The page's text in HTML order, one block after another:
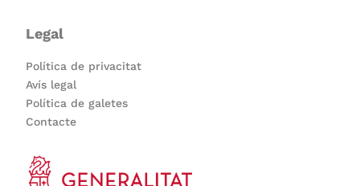
Legal
Política de privacitat
Avís legal
Política de galetes
Contacte